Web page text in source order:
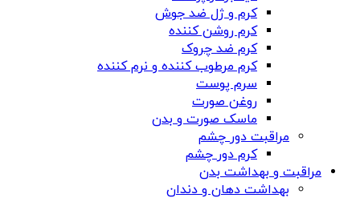
کرم و ژل ضد جوش
کرم روشن کننده
کرم ضد چروک
کرم مرطوب کننده و نرم کننده
سرم پوست
روغن صورت
ماسک صورت و بدن
مراقبت دور چشم
کرم دور چشم
مراقبت و بهداشت بدن
بهداشت دهان و دندان